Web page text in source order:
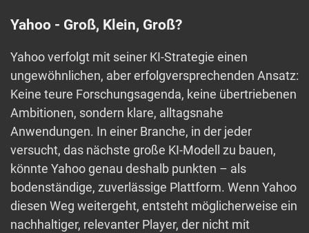
Yahoo - Groß, Klein, Groß?
Yahoo verfolgt mit seiner KI-Strategie einen
ungewöhnlichen, aber erfolgversprechenden Ansatz:
Keine teure Forschungsagenda, keine übertriebenen
Ambitionen, sondern klare, alltagsnahe
Anwendungen. In einer Branche, in der jeder
versucht, das nächste große KI-Modell zu bauen,
könnte Yahoo genau deshalb punkten – als
bodenständige, zuverlässige Plattform. Wenn Yahoo
diesen Weg weitergeht, entsteht möglicherweise ein
nachhaltiger, relevanter Player, der nicht mit